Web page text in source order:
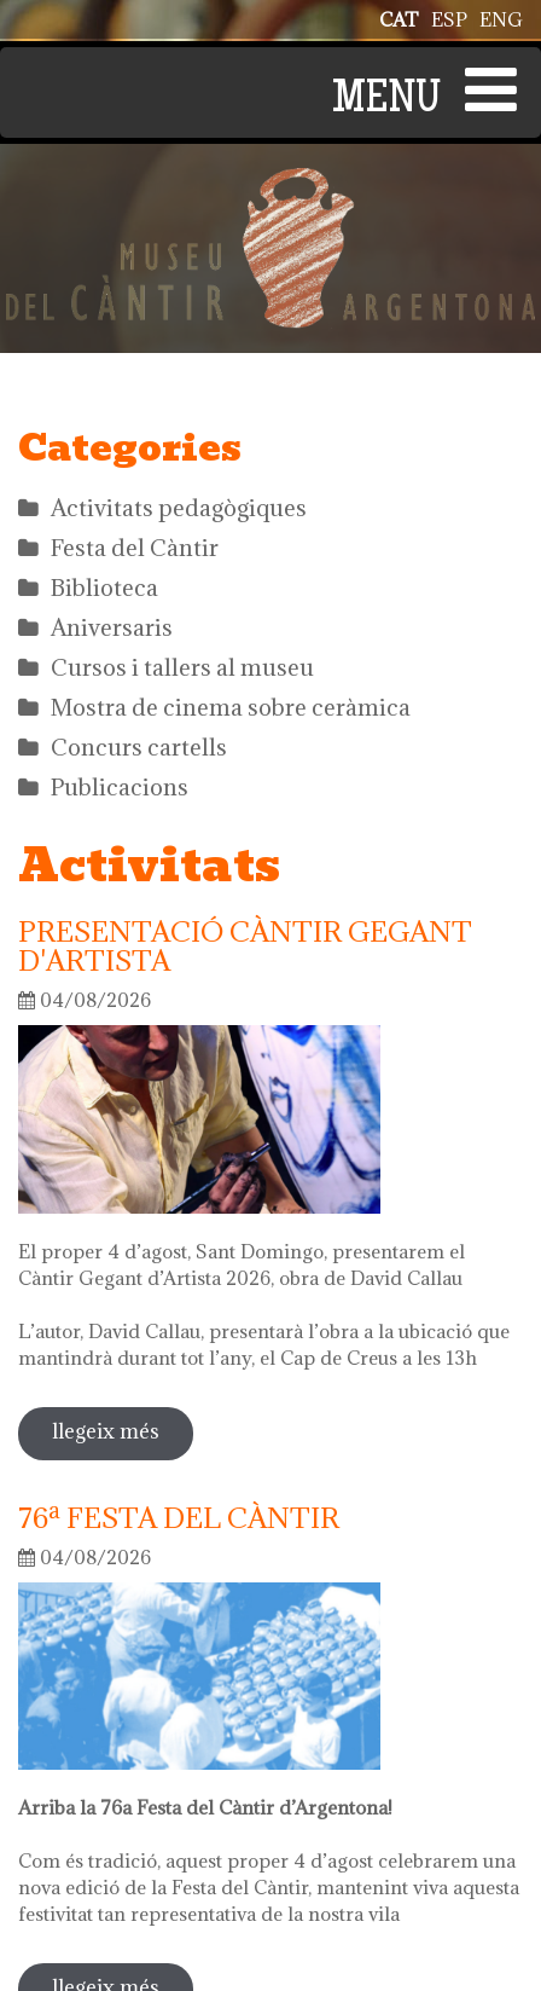
Vés al contingut ENG
ESP
CAT
Categories
Activitats pedagògiques
Festa del Càntir
Biblioteca
Aniversaris
Cursos i tallers al museu
Mostra de cinema sobre ceràmica
Concurs cartells
Publicacions
Activitats
PRESENTACIÓ CÀNTIR GEGANT
D'ARTISTA
04/08/2026
El proper 4 d’agost, Sant Domingo, presentarem el
Càntir Gegant d’Artista 2026, obra de David Callau
L’autor, David Callau, presentarà l’obra a la ubicació que
mantindrà durant tot l’any, el Cap de Creus a les 13h
llegeix més sobre presentació càntir gegant
d'artista
76ª FESTA DEL CÀNTIR
04/08/2026
Arriba la 76a Festa del Càntir d’Argentona!
Com és tradició, aquest proper 4 d’agost celebrarem una
nova edició de la Festa del Càntir, mantenint viva aquesta
festivitat tan representativa de la nostra vila